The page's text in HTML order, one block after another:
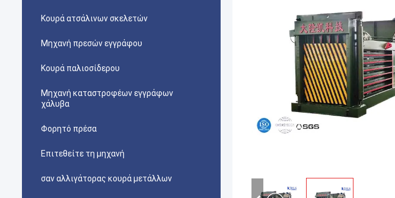
Κουρά ατσάλινων σκελετών
Μηχανή πρεσών εγγράφου
Κουρά παλιοσίδερου
Μηχανή καταστροφέων εγγράφων
χάλυβα
Φορητό πρέσα
Επιτεθείτε τη μηχανή
σαν αλλιγάτορας κουρά μετάλλων